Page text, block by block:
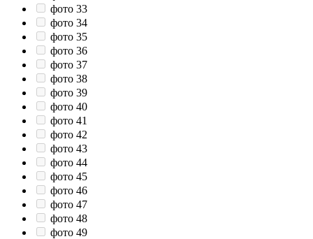
фото 33
фото 34
фото 35
фото 36
фото 37
фото 38
фото 39
фото 40
фото 41
фото 42
фото 43
фото 44
фото 45
фото 46
фото 47
фото 48
фото 49